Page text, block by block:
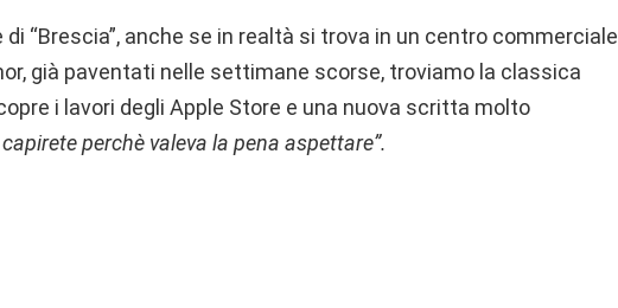
di “Brescia”, anche se in realtà si trova in un centro commerciale
già paventati nelle settimane scorse, troviamo la classica
i lavori degli Apple Store e una nuova scritta molto
perchè valeva la pena aspettare”.